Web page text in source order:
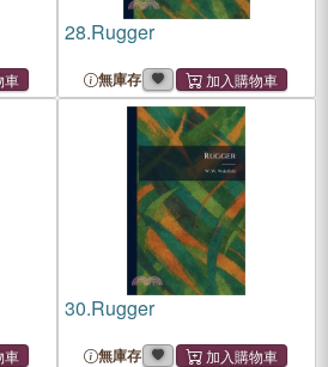
28.Rugger
無庫存
30.Rugger
無庫存